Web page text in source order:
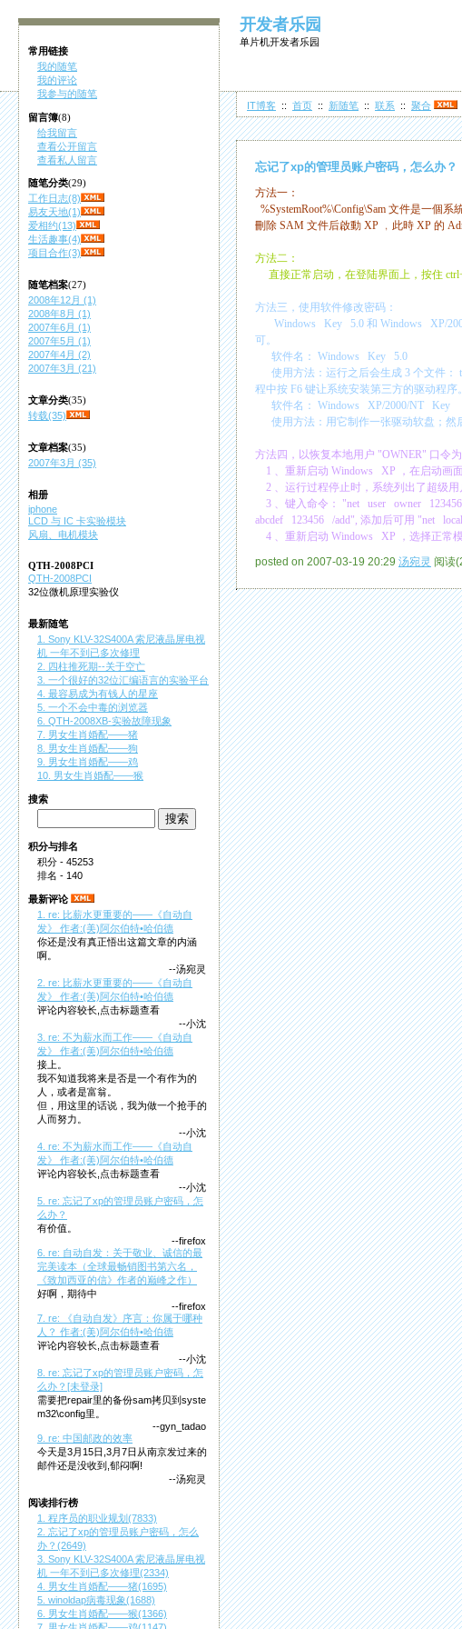
开发者乐园
单片机开发者乐园
IT博客 :: 首页 :: 新随笔 :: 联系 :: 聚合
常用链接
我的随笔
我的评论
我参与的随笔
留言簿(8)
给我留言
查看公开留言
查看私人留言
随笔分类(29)
工作日志(8)
易友天地(1)
爱相约(13)
生活趣事(4)
项目合作(3)
随笔档案(27)
2008年12月 (1)
2008年8月 (1)
2007年6月 (1)
2007年5月 (1)
2007年4月 (2)
2007年3月 (21)
文章分类(35)
转载(35)
文章档案(35)
2007年3月 (35)
相册
iphone
LCD 与 IC 卡实验模块
风扇、电机模块
QTH-2008PCI
QTH-2008PCI
32位微机原理实验仪
最新随笔
1. Sony KLV-32S400A 索尼液晶屏电视
机 一年不到已多次修理
2. 四柱推死期--关于空亡
3. 一个很好的32位汇编语言的实验平台
4. 最容易成为有钱人的星座
5. 一个不会中毒的浏览器
6. QTH-2008XB-实验故障现象
7. 男女生肖婚配——猪
8. 男女生肖婚配——狗
9. 男女生肖婚配——鸡
10. 男女生肖婚配——猴
搜索
积分与排名
积分 - 45253
排名 - 140
最新评论
1. re: 比薪水更重要的——《自动自
发》 作者:(美)阿尔伯特•哈伯德
你还是没有真正悟出这篇文章的内涵
啊。
--汤宛灵
2. re: 比薪水更重要的——《自动自
发》 作者:(美)阿尔伯特•哈伯德
评论内容较长,点击标题查看
--小沈
3. re: 不为薪水而工作——《自动自
发》 作者:(美)阿尔伯特•哈伯德
接上。
我不知道我将来是否是一个有作为的
人，或者是富翁。
但，用这里的话说，我为做一个抢手的
人而努力。
--小沈
4. re: 不为薪水而工作——《自动自
发》 作者:(美)阿尔伯特•哈伯德
评论内容较长,点击标题查看
--小沈
5. re: 忘记了xp的管理员账户密码，怎
么办？
有价值。
--firefox
6. re: 自动自发：关于敬业、诚信的最
完美读本（全球最畅销图书第六名，
《致加西亚的信》作者的巅峰之作）
好啊，期待中
--firefox
7. re: 《自动自发》序言：你属于哪种
人？ 作者:(美)阿尔伯特•哈伯德
评论内容较长,点击标题查看
--小沈
8. re: 忘记了xp的管理员账户密码，怎
么办？[未登录]
需要把repair里的备份sam拷贝到syste
m32\config里。
--gyn_tadao
9. re: 中国邮政的效率
今天是3月15日,3月7日从南京发过来的
邮件还是没收到,郁闷啊!
--汤宛灵
阅读排行榜
1. 程序员的职业规划(7833)
2. 忘记了xp的管理员账户密码，怎么
办？(2649)
3. Sony KLV-32S400A 索尼液晶屏电视
机 一年不到已多次修理(2334)
4. 男女生肖婚配——猪(1695)
5. winoldap病毒现象(1688)
6. 男女生肖婚配——猴(1366)
忘记了xp的管理员账户密码，怎么办？
方法一：
%SystemRoot%\Config\Sam 文件是一個系
刪除 SAM 文件后啟動 XP ﹐此時 XP 的
方法二：
直接正常启动，在登陆界面上，按住
方法三，使用软件修改密码：
Windows Key 5.0 和 Windows XP/
可。
软件名： Windows Key 5.0
使用方法：运行之后会生成 3 个文件：
程中按 F6 键让系统安装第三方的驱动程序
软件名： Windows XP/2000/NT Key
使用方法：用它制作一张驱动软盘；然
方法四，以恢复本地用户 "OWNER" 口令
1 、重新启动 Windows XP ，在启动画
2 、运行过程停止时，系统列出了超级用
3 、键入命令： "net user owner
abcdef 123456 /add", 添加后可用 "net
4 、重新启动 Windows XP ，选择正常
posted on 2007-03-19 20:29 汤宛灵 阅读